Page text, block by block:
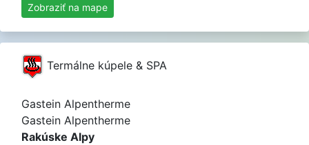
Zobraziť na mape
Termálne kúpele & SPA
Gastein Alpentherme
Gastein Alpentherme
Rakúske Alpy